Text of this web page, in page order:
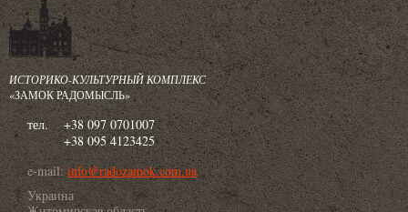
ИСТОРИКО-КУЛЬТУРНЫЙ КОМПЛЕКС
«ЗАМОК РАДОМЫСЛЬ»
тел.
+38 097 0701007
+38 095 4123425
e-mail:info@radozamok.com.ua
Украина